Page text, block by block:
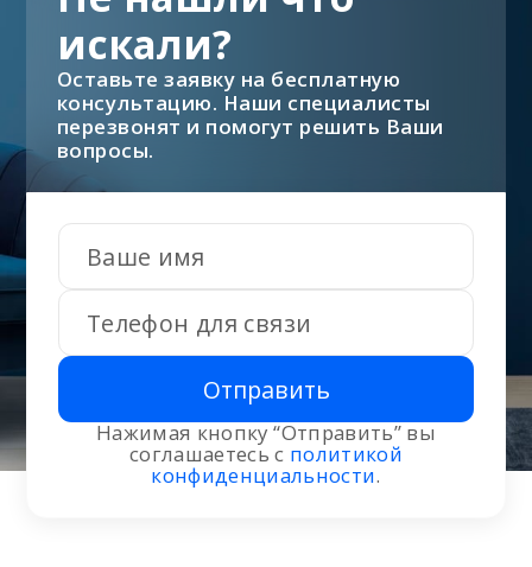
Отправить
Нажимая кнопку “Отправить” вы
соглашаетесь с политикой
конфиденциальности.
искали?
Оставьте заявку на бесплатную
консультацию. Наши специалисты
перезвонят и помогут решить Ваши
вопросы.